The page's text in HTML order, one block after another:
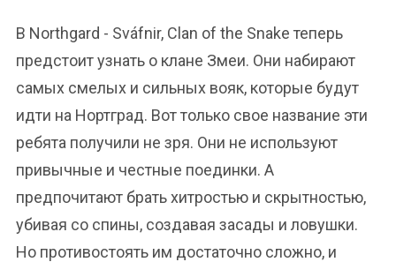
В Northgard - Sváfnir, Clan of the Snake теперь
предстоит узнать о клане Змеи. Они набирают
самых смелых и сильных вояк, которые будут
идти на Нортград. Вот только свое название эти
ребята получили не зря. Они не используют
привычные и честные поединки. А
предпочитают брать хитростью и скрытностью,
убивая со спины, создавая засады и ловушки.
Но противостоять им достаточно сложно, и